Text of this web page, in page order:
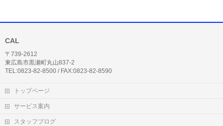
CAL
〒739-2612
東広島市黒瀬町丸山837-2
TEL:0823-82-8500 / FAX:0823-82-8590
トップページ
サービス案内
スタッフブログ